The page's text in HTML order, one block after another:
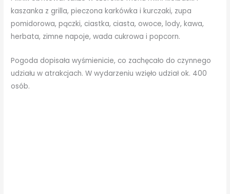
kaszanka z grilla, pieczona karkówka i kurczaki, zupa
pomidorowa, pączki, ciastka, ciasta, owoce, lody, kawa,
herbata, zimne napoje, wada cukrowa i popcorn.
Pogoda dopisała wyśmienicie, co zachęcało do czynnego
udziału w atrakcjach. W wydarzeniu wzięło udział ok. 400
osób.